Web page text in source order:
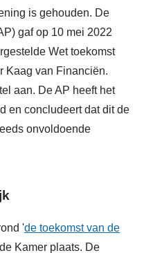
is gehouden. De
gaf op 10 mei 2022
Wet toekomst
Kaag van Financiën.
aan. De AP heeft het
en concludeert dat dit de
onvoldoende
'de toekomst van de
Kamer plaats. De